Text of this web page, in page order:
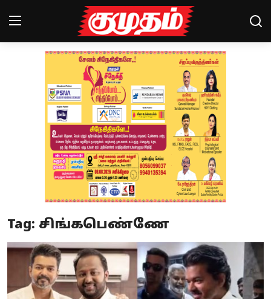
Magazines
Special Story
Business
Tag: சிங்கபெண்ணே